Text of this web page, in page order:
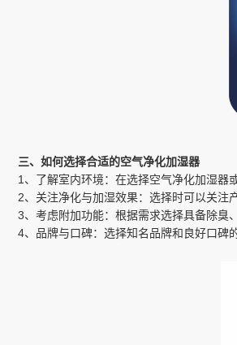
三、如何选择合适的空气净化加湿器
1、了解室内环境：在选择空气净化加湿器
2、关注净化与加湿效果：选择时可以关注
3、考虑附加功能：根据需求选择具备除臭
4、品牌与口碑：选择知名品牌和良好口碑